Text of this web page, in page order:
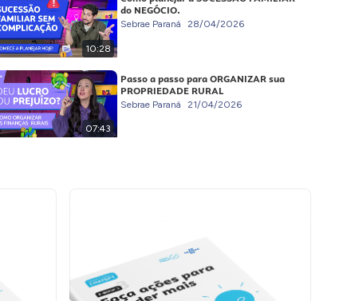
10:28
do NEGÓCIO.
Sebrae Paraná 28/04/2026
07:43
Passo a passo para ORGANIZAR sua
PROPRIEDADE RURAL
Sebrae Paraná 21/04/2026